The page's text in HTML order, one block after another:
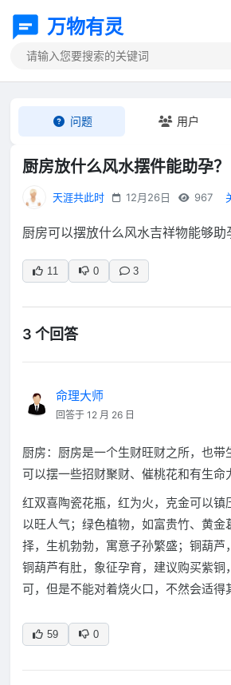
万物有灵
问题 用户
厨房放什么风水摆件能助孕？
天涯共此时 12月26日 967
厨房可以摆放什么风水吉祥物能够助
11 0 3
3 个回答
命理大师
回答于 12 月 26 日
厨房：厨房是一个生财旺财之所，也带
可以摆一些招财聚财、催桃花和有生命
红双喜陶瓷花瓶，红为火，克金可以镇
以旺人气；绿色植物，如富贵竹、黄金
择，生机勃勃，寓意子孙繁盛；铜葫芦
铜葫芦有肚，象征孕育，建议购买紫铜
可，但是不能对着烧火口，不然会适得
59 0